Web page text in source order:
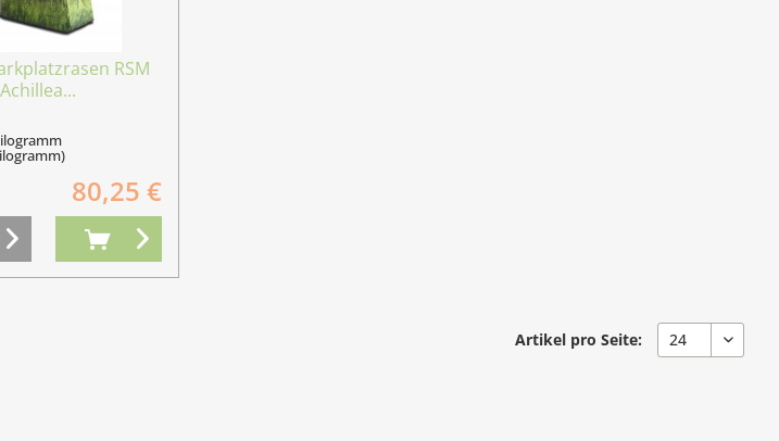
RSM
80,25 €
Artikel pro Seite: